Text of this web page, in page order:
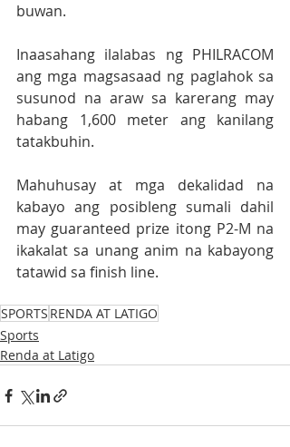
buwan.
Inaasahang ilalabas ng PHILRACOM
ang mga magsasaad ng paglahok sa
susunod na araw sa karerang may
habang 1,600 meter ang kanilang
tatakbuhin.
Mahuhusay at mga dekalidad na
kabayo ang posibleng sumali dahil
may guaranteed prize itong P2-M na
ikakalat sa unang anim na kabayong
tatawid sa finish line.
SPORTS RENDA AT LATIGO
Sports
Renda at Latigo